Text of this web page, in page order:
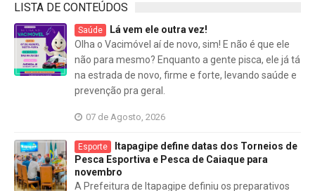
LISTA DE CONTEÚDOS
Saúde
Lá vem ele outra vez!
Olha o Vacimóvel aí de novo, sim! E não é que ele
não para mesmo? Enquanto a gente pisca, ele já tá
na estrada de novo, firme e forte, levando saúde e
prevenção pra geral.
07 de Agosto, 2026
Esporte
Itapagipe define datas dos Torneios de
Pesca Esportiva e Pesca de Caiaque para
novembro
A Prefeitura de Itapagipe definiu os preparativos